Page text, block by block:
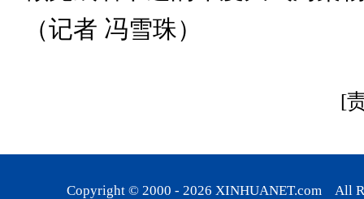
（记者 冯雪珠）
[
Copyright © 2000 - 2026 XINHUANET.com All